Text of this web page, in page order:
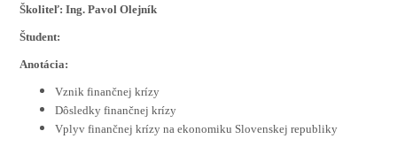
Školiteľ: Ing. Pavol Olejník
Študent:
Anotácia:
Vznik finančnej krízy
Dôsledky finančnej krízy
Vplyv finančnej krízy na ekonomiku Slovenskej republiky